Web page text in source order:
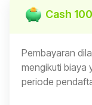
Cash
Pembayaran
mengikuti biaya
periode